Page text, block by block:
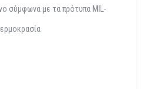
σύμφωνα με τα πρότυπα MIL-